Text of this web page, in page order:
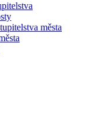
města